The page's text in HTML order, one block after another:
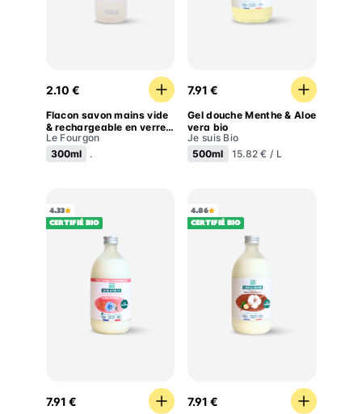
Flacon savon mains vide & rechargeable en
2.10 €
Flacon savon mains vide
& rechargeable en verre
protégé
Le Fourgon
300ml
.
Gel douche Menthe &
7.91 €
Gel douche Menthe & Aloe
vera bio
Je suis Bio
500ml
15.82 € / L
4.33
Certifié BIO
Douche crème Lin & Avoine bio
7.91 €
4.86
Certifié BIO
Douche crème Coton &
7.91 €